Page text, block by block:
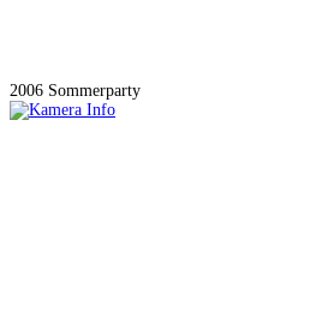
2006 Sommerparty